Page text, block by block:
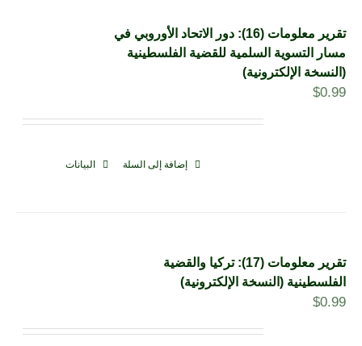
تقرير معلومات (16): دور الاتحاد الأوروبي في
مسار التسوية السلمية للقضية الفلسطينية
(النسخة الإلكترونية)
$0.99
إضافة إلى السلة البيانات
تقرير معلومات (17): تركيا والقضية
الفلسطينية (النسخة الإلكترونية)
$0.99